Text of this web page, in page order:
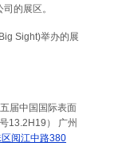
的展区。
Sight)举办的展
届中国国际表面
13.2H19） 广州
阅江中路380